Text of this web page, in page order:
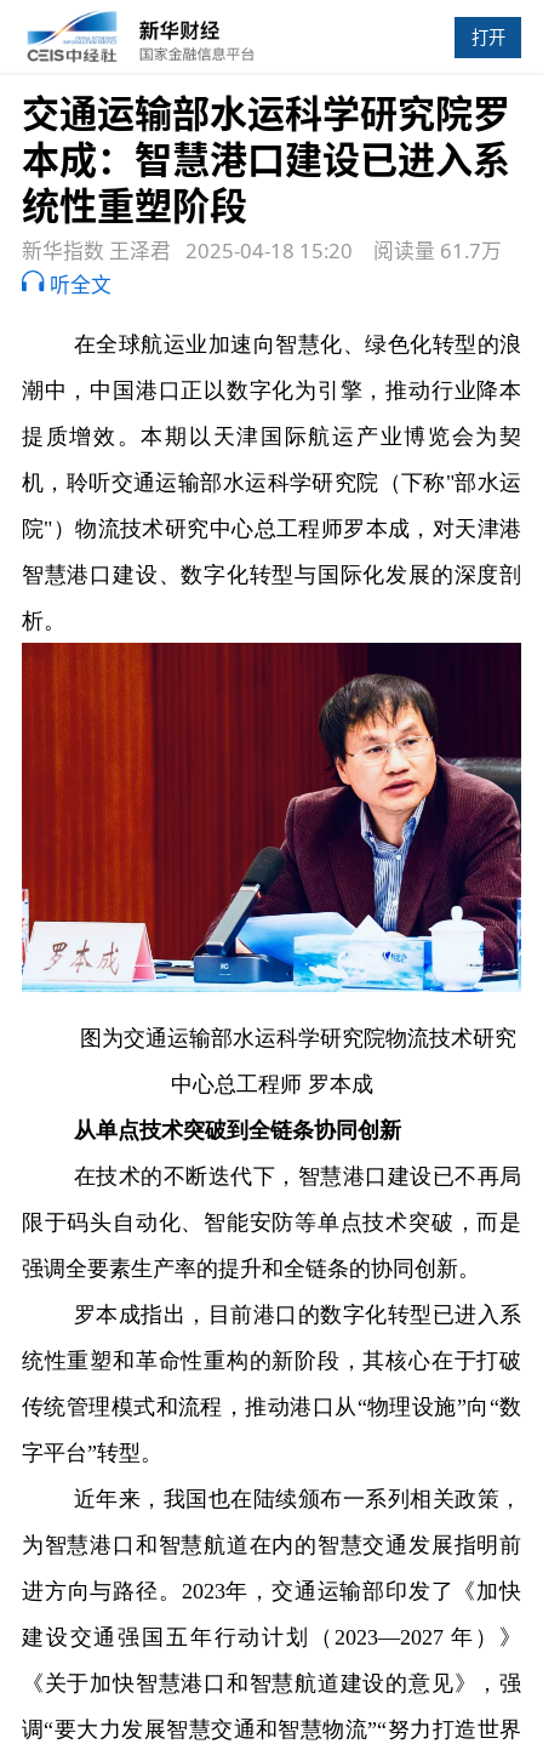
打开
交通运输部水运科学研究院罗
本成：智慧港口建设已进入系
统性重塑阶段
新华指数 王泽君 2025-04-18 15:20
阅读量 61.7万
听全文
在全球航运业加速向智慧化、绿色化转型的浪
潮中，中国港口正以数字化为引擎，推动行业降本
提质增效。本期以天津国际航运产业博览会为契
机，聆听交通运输部水运科学研究院（下称"部水运
院"）物流技术研究中心总工程师罗本成，对天津港
智慧港口建设、数字化转型与国际化发展的深度剖
析。
图为交通运输部水运科学研究院物流技术研究
中心总工程师 罗本成
从单点技术突破到全链条协同创新
在技术的不断迭代下，智慧港口建设已不再局
限于码头自动化、智能安防等单点技术突破，而是
强调全要素生产率的提升和全链条的协同创新。
罗本成指出，目前港口的数字化转型已进入系
统性重塑和革命性重构的新阶段，其核心在于打破
传统管理模式和流程，推动港口从“物理设施”向“数
字平台”转型。
近年来，我国也在陆续颁布一系列相关政策，
为智慧港口和智慧航道在内的智慧交通发展指明前
进方向与路径 。2023年，交通运输部印发了《加快
建设交通强国五年行动计划（2023—2027 年）》
《关于加快智慧港口和智慧航道建设的意见》，强
调“要大力发展智慧交通和智慧物流”“努力打造世界